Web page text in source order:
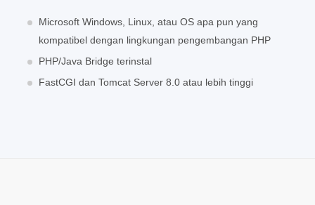
Microsoft Windows, Linux, atau OS apa pun yang
kompatibel dengan lingkungan pengembangan PHP
PHP/Java Bridge terinstal
FastCGI dan Tomcat Server 8.0 atau lebih tinggi